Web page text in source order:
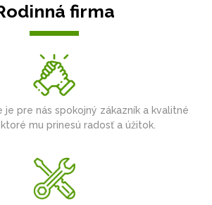
firma
je pre nás spokojný zákazník a kvalitné
mu prinesú radosť a úžitok.